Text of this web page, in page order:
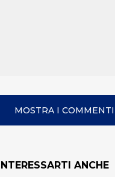
MOSTRA I COMMENTI
ANCHE